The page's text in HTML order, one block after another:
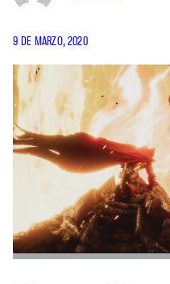
9 DE MARZO, 2020